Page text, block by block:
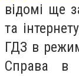
відомі ще
та
ГДЗ в
Справа в